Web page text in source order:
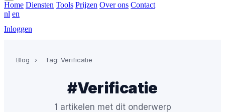
Home Diensten Tools Prijzen Over ons Contact
nl en
Inloggen
Blog › Tag: Verificatie
#Verificatie
1 artikelen met dit onderwerp